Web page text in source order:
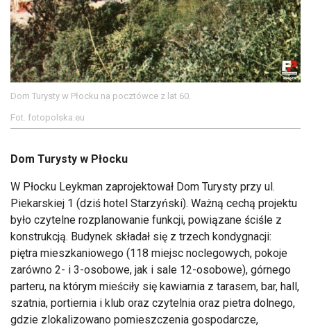
Dom Turysty w Płocku na pocztówce z lat 60.
Fot. fotopolska.eu
Dom Turysty w Płocku
W Płocku Leykman zaprojektował Dom Turysty przy ul.
Piekarskiej 1 (dziś hotel Starzyński). Ważną cechą projektu
było czytelne rozplanowanie funkcji, powiązane ściśle z
konstrukcją. Budynek składał się z trzech kondygnacji:
piętra mieszkaniowego (118 miejsc noclegowych, pokoje
zarówno 2- i 3-osobowe, jak i sale 12-osobowe), górnego
parteru, na którym mieściły się kawiarnia z tarasem, bar, hall,
szatnia, portiernia i klub oraz czytelnia oraz pietra dolnego,
gdzie zlokalizowano pomieszczenia gospodarcze,